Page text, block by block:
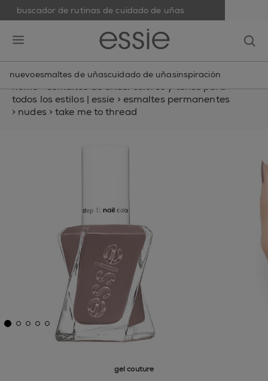
buscador de rutinas de cuidado de uñas
nuevoesmaltes de uñascuidado de uñasinspiración
home>esmaltes de uñas: colores y tonos para
todos los estilos | essie > esmaltes permanentes
> nudes > take me to thread
gel couture